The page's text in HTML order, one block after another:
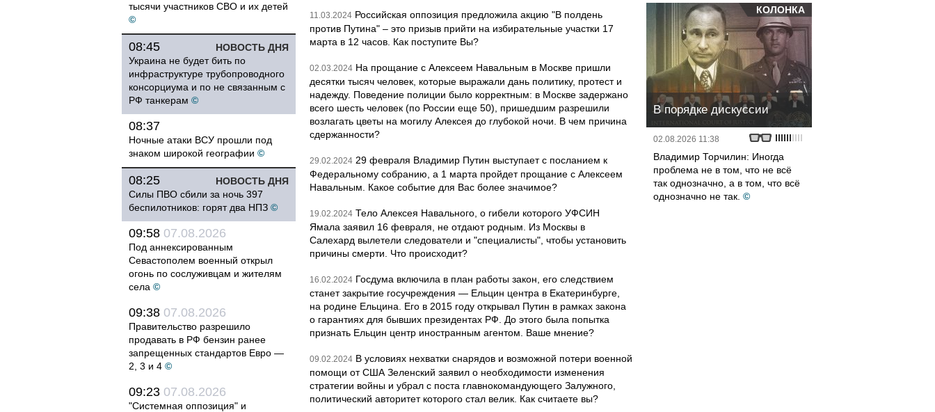
тысячи участников СВО и их детей
©
НОВОСТЬ ДНЯ
08:45
Украина не будет бить по
инфраструктуре трубопроводного
консорциума и по не связанным с
РФ танкерам ©
08:37
Ночные атаки ВСУ прошли под
знаком широкой географии ©
НОВОСТЬ ДНЯ
08:25
Силы ПВО сбили за ночь 397
беспилотников: горят два НПЗ ©
09:58 07.08.2026
Под аннексированным
Севастополем военный открыл
огонь по сослуживцам и жителям
села ©
09:38 07.08.2026
Правительство разрешило
продавать в РФ бензин ранее
запрещенных стандартов Евро —
2, 3 и 4 ©
09:23 07.08.2026
"Системная оппозиция" и
11.03.2024 Российская оппозиция предложила акцию "В полдень
против Путина" – это призыв прийти на избирательные участки 17
марта в 12 часов. Как поступите Вы?
02.03.2024 На прощание с Алексеем Навальным в Москве пришли
десятки тысяч человек, которые выражали дань политику, протест и
надежду. Поведение полиции было корректным: в Москве задержано
всего шесть человек (по России еще 50), пришедшим разрешили
возлагать цветы на могилу Алексея до глубокой ночи. В чем причина
сдержанности?
29.02.2024 29 февраля Владимир Путин выступает с посланием к
Федеральному собранию, а 1 марта пройдет прощание с Алексеем
Навальным. Какое событие для Вас более значимое?
19.02.2024 Тело Алексея Навального, о гибели которого УФСИН
Ямала заявил 16 февраля, не отдают родным. Из Москвы в
Салехард вылетели следователи и "специалисты", чтобы установить
причины смерти. Что происходит?
16.02.2024 Госдума включила в план работы закон, его следствием
станет закрытие госучреждения — Ельцин центра в Екатеринбурге,
на родине Ельцина. Его в 2015 году открывал Путин в рамках закона
о гарантиях для бывших президентах РФ. До этого была попытка
признать Ельцин центр иностранным агентом. Ваше мнение?
09.02.2024 В условиях нехватки снарядов и возможной потери военной
помощи от США Зеленский заявил о необходимости изменения
стратегии войны и убрал с поста главнокомандующего Залужного,
политический авторитет которого стал велик. Как считаете вы?
КОЛОНКА
В порядке дискуссии
02.08.2026 11:38
Владимир Торчилин: Иногда
проблема не в том, что не всё
так однозначно, а в том, что всё
однозначно не так. ©